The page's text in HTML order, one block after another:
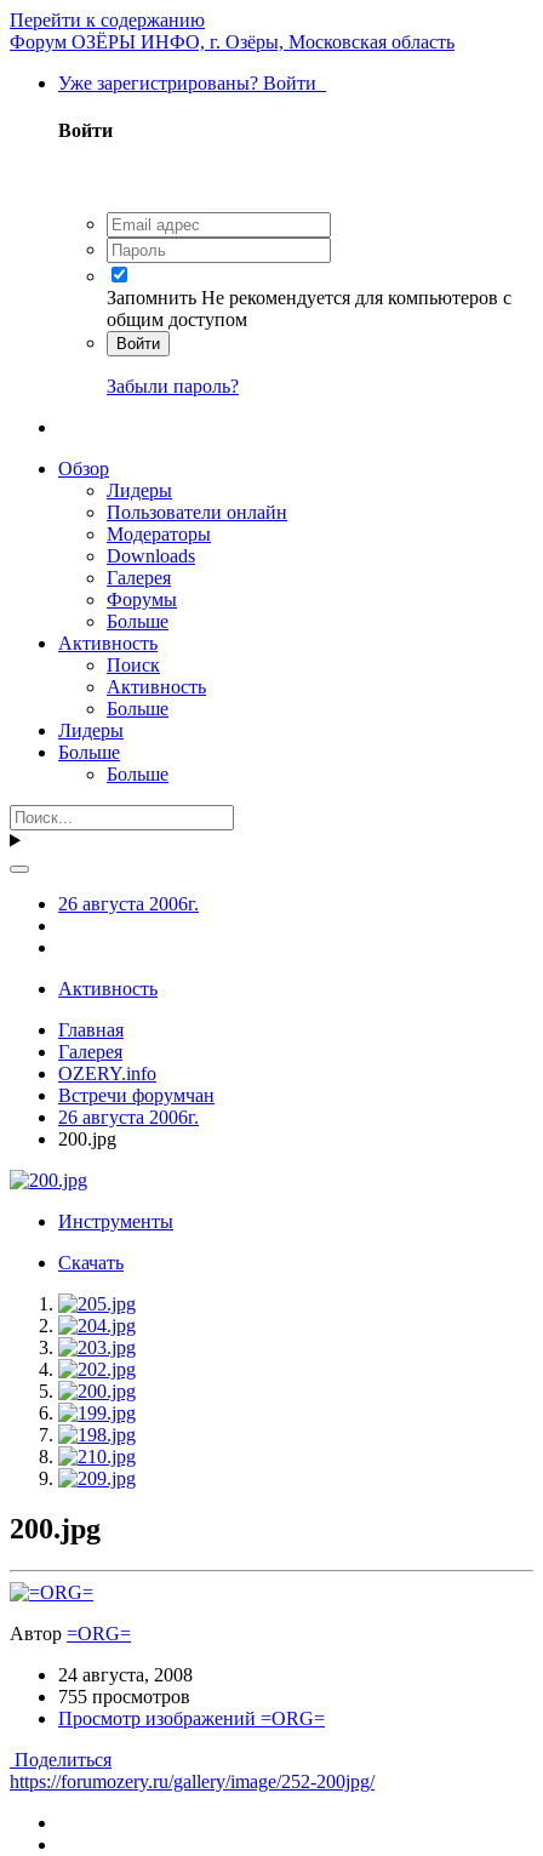
Перейти к содержанию
Форум ОЗЁРЫ ИНФО, г. Озёры, Московская область
Уже зарегистрированы? Войти
Войти
Запомнить Не рекомендуется для компьютеров с
общим доступом
Войти
Забыли пароль?
Обзор
Лидеры
Пользователи онлайн
Модераторы
Downloads
Галерея
Форумы
Больше
Активность
Поиск
Активность
Больше
Лидеры
Больше
Больше
26 августа 2006г.
Активность
Главная
Галерея
OZERY.info
Встречи форумчан
26 августа 2006г.
200.jpg
Инструменты
Скачать
200.jpg
Автор =ORG=
24 августа, 2008
755 просмотров
Просмотр изображений =ORG=
Поделиться
https://forumozery.ru/gallery/image/252-200jpg/